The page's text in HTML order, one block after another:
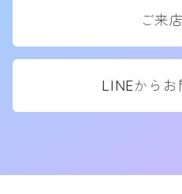
ご来
LINEからお